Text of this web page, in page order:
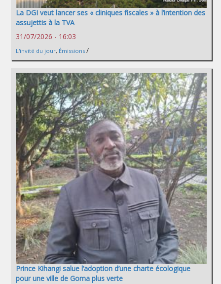
La DGI veut lancer ses « cliniques fiscales » à l’intention des
assujettis à la TVA
31/07/2026 - 16:03
L'invité du jour, Émissions /
Prince Kihangi salue l’adoption d’une charte écologique
pour une ville de Goma plus verte